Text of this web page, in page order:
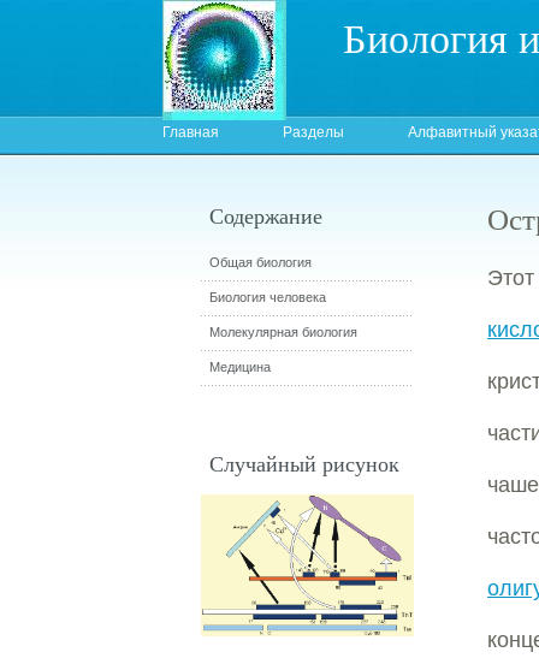
Биология
Главная Разделы Алфавитный
Содержание
Общая биология
Биология человека
Молекулярная биология
Медицина
Случайный рисунок